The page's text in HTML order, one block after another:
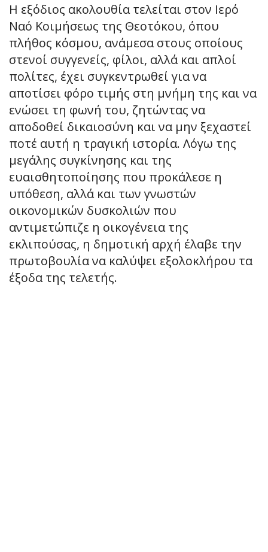
Η εξόδιος ακολουθία τελείται στον Ιερό
Ναό Κοιμήσεως της Θεοτόκου, όπου
πλήθος κόσμου, ανάμεσα στους οποίους
στενοί συγγενείς, φίλοι, αλλά και απλοί
πολίτες, έχει συγκεντρωθεί για να
αποτίσει φόρο τιμής στη μνήμη της και να
ενώσει τη φωνή του, ζητώντας να
αποδοθεί δικαιοσύνη και να μην ξεχαστεί
ποτέ αυτή η τραγική ιστορία. Λόγω της
μεγάλης συγκίνησης και της
ευαισθητοποίησης που προκάλεσε η
υπόθεση, αλλά και των γνωστών
οικονομικών δυσκολιών που
αντιμετώπιζε η οικογένεια της
εκλιπούσας, η δημοτική αρχή έλαβε την
πρωτοβουλία να καλύψει εξολοκλήρου τα
έξοδα της τελετής.